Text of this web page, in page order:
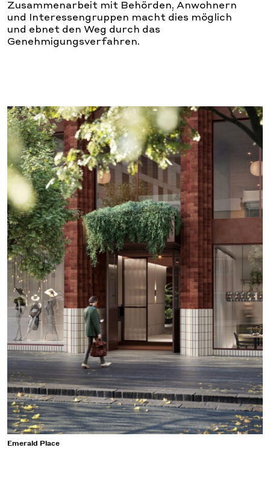
Zusammenarbeit mit Behörden, Anwohnern
und Interessengruppen macht dies möglich
und ebnet den Weg durch das
Genehmigungsverfahren.
Emerald Place